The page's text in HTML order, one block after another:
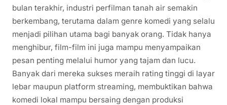
bulan terakhir, industri perfilman tanah air semakin
berkembang, terutama dalam genre komedi yang selalu
menjadi pilihan utama bagi banyak orang. Tidak hanya
menghibur, film-film ini juga mampu menyampaikan
pesan penting melalui humor yang tajam dan lucu.
Banyak dari mereka sukses meraih rating tinggi di layar
lebar maupun platform streaming, membuktikan bahwa
komedi lokal mampu bersaing dengan produksi